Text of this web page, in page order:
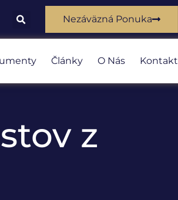
Nezáväzná Ponuka
Články O Nás Kontakt
z